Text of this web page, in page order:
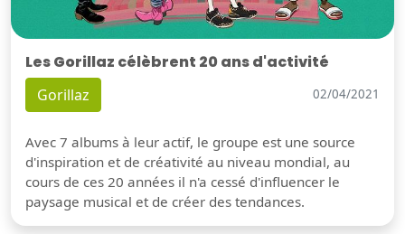
Les Gorillaz célèbrent 20 ans d'activité
Gorillaz 02/04/2021
Avec 7 albums à leur actif, le groupe est une source
d'inspiration et de créativité au niveau mondial, au
cours de ces 20 années il n'a cessé d'influencer le
paysage musical et de créer des tendances.